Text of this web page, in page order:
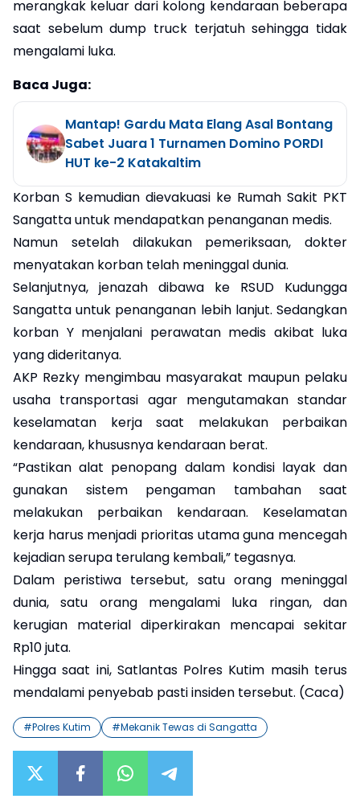
merangkak keluar dari kolong kendaraan beberapa
saat sebelum dump truck terjatuh sehingga tidak
mengalami luka.
Baca Juga:
Mantap! Gardu Mata Elang Asal Bontang
Sabet Juara 1 Turnamen Domino PORDI
HUT ke-2 Katakaltim
Korban S kemudian dievakuasi ke Rumah Sakit PKT
Sangatta untuk mendapatkan penanganan medis.
Namun setelah dilakukan pemeriksaan, dokter
menyatakan korban telah meninggal dunia.
Selanjutnya, jenazah dibawa ke RSUD Kudungga
Sangatta untuk penanganan lebih lanjut. Sedangkan
korban Y menjalani perawatan medis akibat luka
yang dideritanya.
AKP Rezky mengimbau masyarakat maupun pelaku
usaha transportasi agar mengutamakan standar
keselamatan kerja saat melakukan perbaikan
kendaraan, khususnya kendaraan berat.
“Pastikan alat penopang dalam kondisi layak dan
gunakan sistem pengaman tambahan saat
melakukan perbaikan kendaraan. Keselamatan
kerja harus menjadi prioritas utama guna mencegah
kejadian serupa terulang kembali,” tegasnya.
Dalam peristiwa tersebut, satu orang meninggal
dunia, satu orang mengalami luka ringan, dan
kerugian material diperkirakan mencapai sekitar
Rp10 juta.
Hingga saat ini, Satlantas Polres Kutim masih terus
mendalami penyebab pasti insiden tersebut. (Caca)
#Polres Kutim #Mekanik Tewas di Sangatta